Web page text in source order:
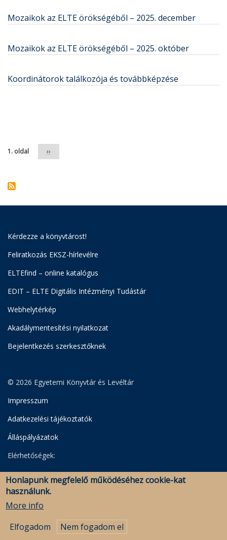
Mozaikok az ELTE örökségéből – 2025. december
Mozaikok az ELTE örökségéből – 2025. október
Koordinátorok találkozója és továbbképzése
1. oldal Következő
oldal
››
Kérdezze a könyvtárost!
Feliratkozás EKSZ-hírlevélre
ELTEfind – online katalógus
EDIT – ELTE Digitális Intézményi Tudástár
Webhelytérkép
Akadálymentesítési nyilatkozat
Bejelentkezés szerkesztőknek
© 2026 Egyetemi Könyvtár és Levéltár
Impresszum
Adatkezelési tájékoztatók
Álláspályázatok
Elérhetőségek:
Egyetemi Könyvtár
Levéltár
Savaria Könyvtár és Levéltár (Szombathely)
Honlapunk megfelelő működéséhez cookie-kat
használunk.
More info
Elfogadom
Nem fogadom el